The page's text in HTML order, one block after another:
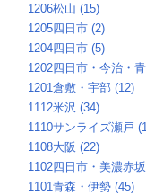
1206松山 (15)
1205四日市 (2)
1204四日市 (5)
1202四日市・今治・
1201倉敷・宇部 (12)
1112米沢 (34)
1110サンライズ瀬戸
1108大阪 (22)
1102四日市・美濃赤
1101青森・伊勢 (45)